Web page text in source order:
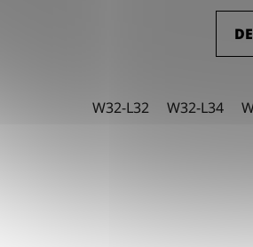
W32-L32 W32-L34